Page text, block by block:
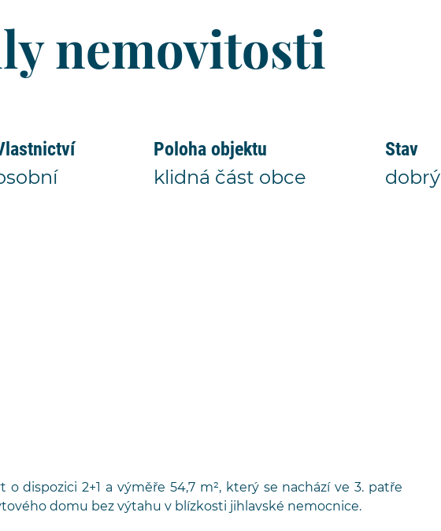
nemovitosti
Poloha objektu
klidná část obce
Stav
dobrý
o dispozici 2+1 a výměře 54,7 m², který se nachází ve 3. patře
domu bez výtahu v blízkosti jihlavské nemocnice.